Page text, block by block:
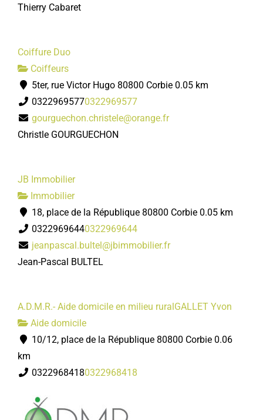
Thierry Cabaret
Coiffure Duo
Coiffeurs
5ter, rue Victor Hugo 80800 Corbie 0.05 km
03229695770322969577
gourguechon.christele@orange.fr
Christle GOURGUECHON
JB Immobilier
Immobilier
18, place de la République 80800 Corbie 0.05 km
03229696440322969644
jeanpascal.bultel@jbimmobilier.fr
Jean-Pascal BULTEL
A.D.M.R.- Aide domicile en milieu ruralGALLET Yvon
Aide domicile
10/12, place de la République 80800 Corbie 0.06
km
03229684180322968418